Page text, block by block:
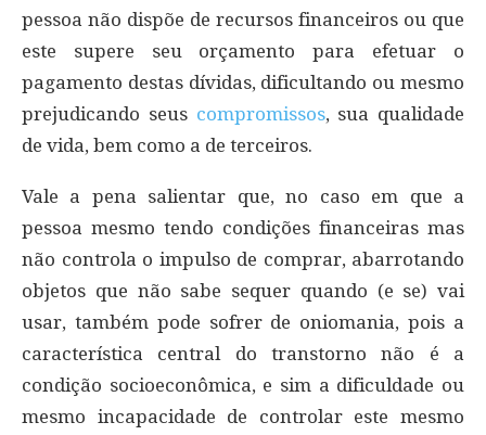
pessoa não dispõe de recursos financeiros ou que
este supere seu orçamento para efetuar o
pagamento destas dívidas, dificultando ou mesmo
prejudicando seus compromissos, sua qualidade
de vida, bem como a de terceiros.
Vale a pena salientar que, no caso em que a
pessoa mesmo tendo condições financeiras mas
não controla o impulso de comprar, abarrotando
objetos que não sabe sequer quando (e se) vai
usar, também pode sofrer de oniomania, pois a
característica central do transtorno não é a
condição socioeconômica, e sim a dificuldade ou
mesmo incapacidade de controlar este mesmo